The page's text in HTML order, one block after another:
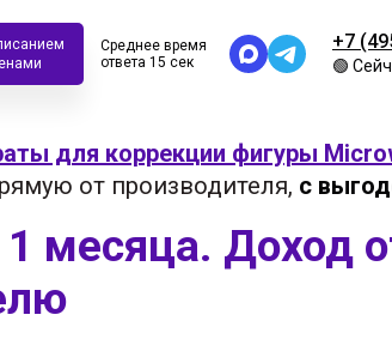
Среднее время
ответа 15 сек
+7
🟢
для коррекции фигуры
от производителя, с
месяца. Доход